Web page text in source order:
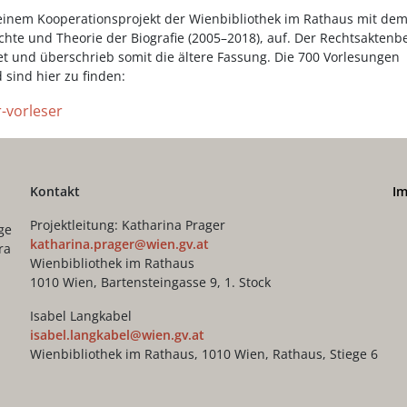
Kooperationsprojekt der Wienbibliothek im Rathaus mit dem
und Theorie der Biografie (2005–2018), auf. Der
überschrieb somit die ältere Fassung. Die 700 Vorlesungen
sind hier zu finden:
vorleser
Kontakt
Projektleitung: Katharina Prager
katharina.prager@wien.gv.at
Wienbibliothek im Rathaus
1010 Wien, Bartensteingasse 9, 1. Stock
Isabel Langkabel
isabel.langkabel@wien.gv.at
Wienbibliothek im Rathaus, 1010 Wien, Rathaus, Stiege 6